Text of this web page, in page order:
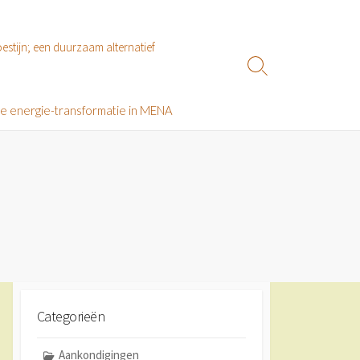
een duurzaam alternatief
energie-transformatie in MENA
Zoeken
Categorieën
Aankondigingen